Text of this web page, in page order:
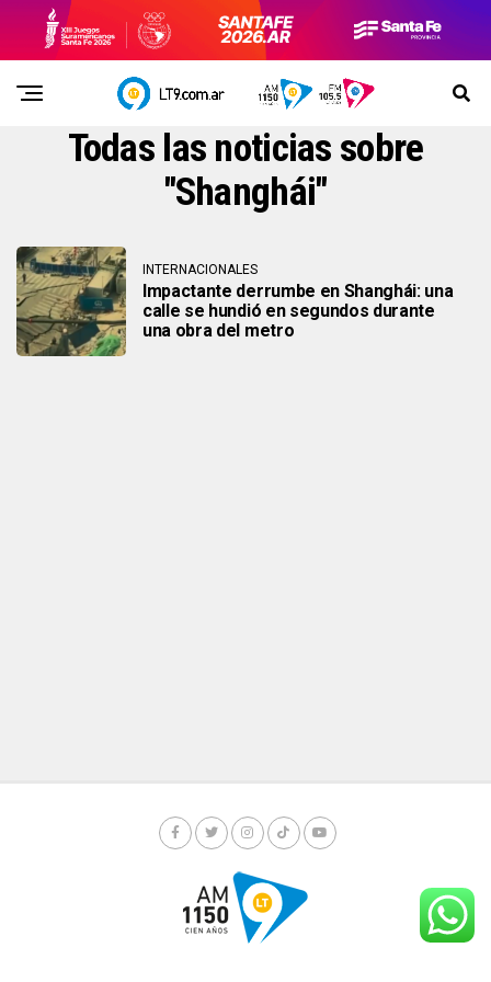
Todas las noticias sobre
"Shanghái"
INTERNACIONALES
Impactante derrumbe en Shanghái: una
calle se hundió en segundos durante
una obra del metro